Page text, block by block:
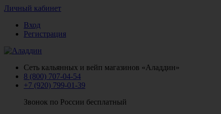
Личный кабинет
Вход
Регистрация
Сеть кальянных и вейп магазинов «Аладдин»
8 (800) 707-04-54
+7 (920) 799-01-39
Звонок по России бесплатный